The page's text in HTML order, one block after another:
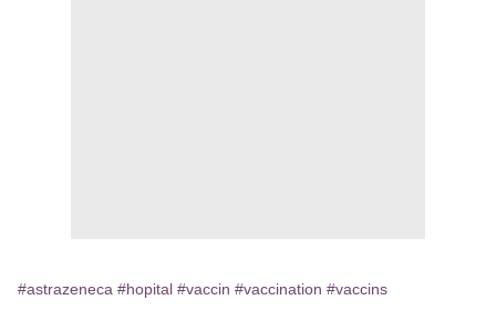
#astrazeneca #hopital #vaccin #vaccination #vaccins